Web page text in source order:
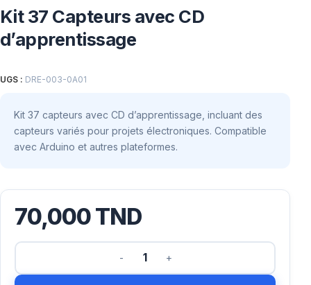
Kit 37 Capteurs avec CD
d’apprentissage
UGS : DRE-003-0A01
Kit 37 capteurs avec CD d’apprentissage, incluant des
capteurs variés pour projets électroniques. Compatible
avec Arduino et autres plateformes.
70,000TND